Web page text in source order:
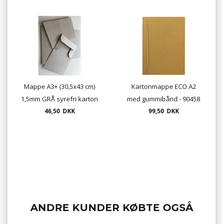
Mappe A3+ (30,5x43 cm)
1,5mm GRÅ syrefri karton
med 3 klapper
46,50 DKK
Kartonmappe ECO A2
med gummibånd - 90458
99,50 DKK
ANDRE KUNDER KØBTE OGSÅ